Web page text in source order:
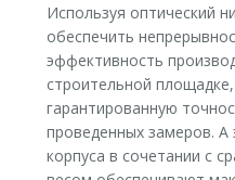
Используя оптический
обеспечить
эффективность
строительной
гарантированную
проведенных замеров. А
корпуса в сочетании с